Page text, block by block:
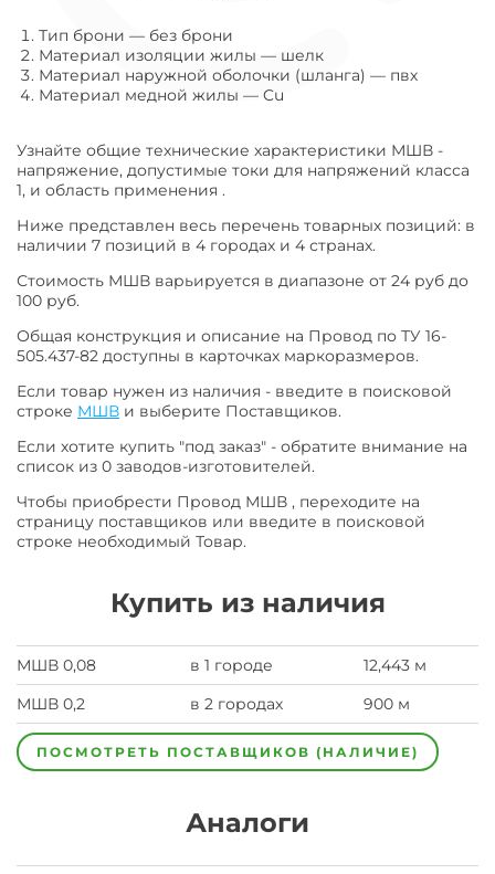
Тип брони — без брони
Материал изоляции жилы — шелк
Материал наружной оболочки (шланга) — пвх
Материал медной жилы — Cu
Узнайте общие технические характеристики МШВ -
напряжение, допустимые токи для напряжений класса
1, и область применения .
Ниже представлен весь перечень товарных позиций: в
наличии 7 позиций в 4 городах и 4 странах.
Стоимость МШВ варьируется в диапазоне от 24 руб до
100 руб.
Общая конструкция и описание на Провод по ТУ 16-
505.437-82 доступны в карточках маркоразмеров.
Если товар нужен из наличия - введите в поисковой
строке МШВ и выберите Поставщиков.
Если хотите купить "под заказ" - обратите внимание на
список из 0 заводов-изготовителей.
Чтобы приобрести Провод МШВ , переходите на
страницу поставщиков или введите в поисковой
строке необходимый Товар.
Купить из наличия
МШВ 0,08 в 1 городе
12,443 м
МШВ 0,2
в 2 городах 900 м
ПОСМОТРЕТЬ ПОСТАВЩИКОВ (НАЛИЧИЕ)
Аналоги